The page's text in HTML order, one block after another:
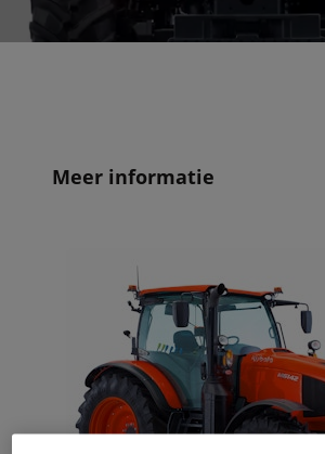
Meer informatie